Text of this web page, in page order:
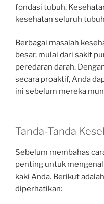
fondasi tubuh.
kesehatan seluruh
Berbagai masalah
besar, mulai dari sakit
peredaran darah.
secara proaktif, Anda
ini sebelum mereka
Tanda-Tanda
Sebelum membahas
penting untuk
kaki Anda. Berikut
diperhatikan: